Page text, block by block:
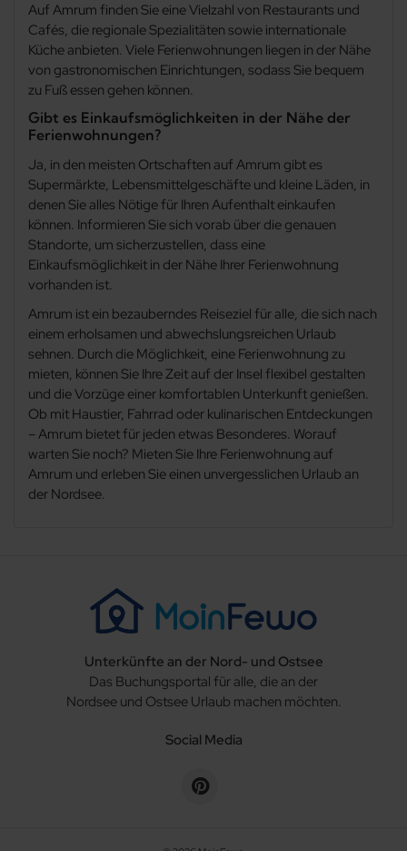
Auf Amrum finden Sie eine Vielzahl von Restaurants und
Cafés, die regionale Spezialitäten sowie internationale
Küche anbieten. Viele Ferienwohnungen liegen in der Nähe
von gastronomischen Einrichtungen, sodass Sie bequem
zu Fuß essen gehen können.
Gibt es Einkaufsmöglichkeiten in der Nähe der
Ferienwohnungen?
Ja, in den meisten Ortschaften auf Amrum gibt es
Supermärkte, Lebensmittelgeschäfte und kleine Läden, in
denen Sie alles Nötige für Ihren Aufenthalt einkaufen
können. Informieren Sie sich vorab über die genauen
Standorte, um sicherzustellen, dass eine
Einkaufsmöglichkeit in der Nähe Ihrer Ferienwohnung
vorhanden ist.
Amrum ist ein bezauberndes Reiseziel für alle, die sich nach
einem erholsamen und abwechslungsreichen Urlaub
sehnen. Durch die Möglichkeit, eine Ferienwohnung zu
mieten, können Sie Ihre Zeit auf der Insel flexibel gestalten
und die Vorzüge einer komfortablen Unterkunft genießen.
Ob mit Haustier, Fahrrad oder kulinarischen Entdeckungen
– Amrum bietet für jeden etwas Besonderes. Worauf
warten Sie noch? Mieten Sie Ihre Ferienwohnung auf
Amrum und erleben Sie einen unvergesslichen Urlaub an
der Nordsee.
Unterkünfte an der Nord- und Ostsee
Das Buchungsportal für alle, die an der
Nordsee und Ostsee Urlaub machen möchten.
Social Media